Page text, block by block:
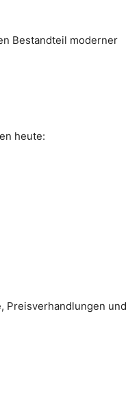
Bestandteil moderner
heute:
Preisverhandlungen und